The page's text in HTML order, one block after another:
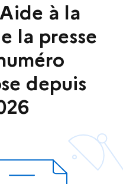
à la
la presse
depuis